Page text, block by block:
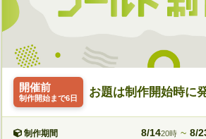
開催前
制作開始まで6日 お題は制作開始時に
制作期間 8/1420時 ~ 8/